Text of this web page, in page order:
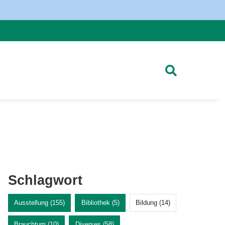
Schlagwort
Ausstellung (155) Bibliothek (5) Bildung (14)